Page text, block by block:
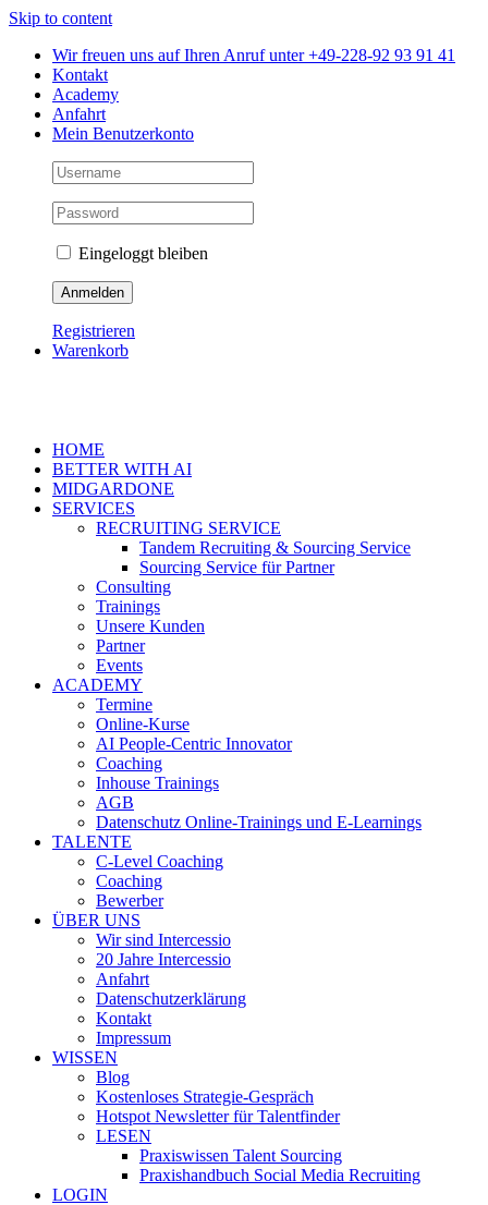
Skip to content
Wir freuen uns auf Ihren Anruf unter +49-228-92 93 91 41
Kontakt
Academy
Anfahrt
Mein Benutzerkonto
Eingeloggt bleiben
Registrieren
Warenkorb
HOME
BETTER WITH AI
MIDGARDONE
SERVICES
RECRUITING SERVICE
Tandem Recruiting & Sourcing Service
Sourcing Service für Partner
Consulting
Trainings
Unsere Kunden
Partner
Events
ACADEMY
Termine
Online-Kurse
AI People-Centric Innovator
Coaching
Inhouse Trainings
AGB
Datenschutz Online-Trainings und E-Learnings
TALENTE
C-Level Coaching
Coaching
Bewerber
ÜBER UNS
Wir sind Intercessio
20 Jahre Intercessio
Anfahrt
Datenschutzerklärung
Kontakt
Impressum
WISSEN
Blog
Kostenloses Strategie-Gespräch
Hotspot Newsletter für Talentfinder
LESEN
Praxiswissen Talent Sourcing
Praxishandbuch Social Media Recruiting
LOGIN